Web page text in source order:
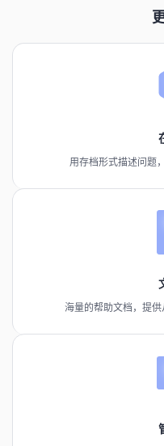
用存档形式描述问题
海量的帮助文档，提